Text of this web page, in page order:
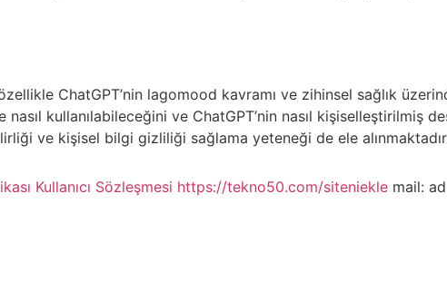
ChatGPT’nin lagomood kavramı ve zihinsel sağlık
nasıl kullanılabileceğini ve ChatGPT’nin nasıl kişiselleştirilmiş
ve kişisel bilgi gizliliği sağlama yeteneği de ele
Kullanıcı Sözleşmesi https://tekno50.com/siteniekle mail: